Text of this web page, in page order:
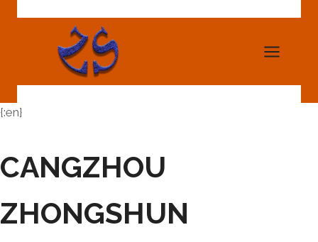
{:en}
CANGZHOU
ZHONGSHUN